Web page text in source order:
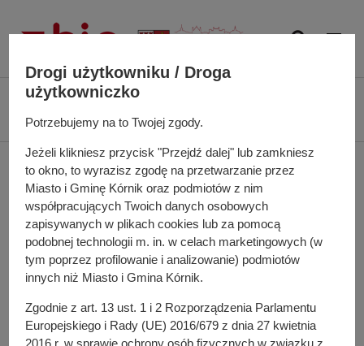
Biuletyn Informacji Publicznej UMiG Kórnik
dnia 12 grudnia 2024 r.
Zarządzenie nr 168/2024
z dnia 12 grudnia 2024 r.
w sprawie: naboru przedstawicieli organizacji
pozarządowych do prac w Komisji Konkursowej
opiniującej oferty złożone w otwartym konkursie ofert na
wsparcie realizacji zadań publicznych Miasta i Gminy
Kórnik w roku 2025 w zakresie pomocy społecznej;
Drogi użytkowniku / Droga
użytkowniczko
Potrzebujemy na to Twojej zgody.
Jeżeli klikniesz przycisk "Przejdź dalej" lub zamkniesz
to okno, to wyrazisz zgodę na przetwarzanie przez
Miasto i Gminę Kórnik oraz podmiotów z nim
współpracujących Twoich danych osobowych
zapisywanych w plikach cookies lub za pomocą
podobnej technologii m. in. w celach marketingowych (w
tym poprzez profilowanie i analizowanie) podmiotów
innych niż Miasto i Gmina Kórnik.
Zgodnie z art. 13 ust. 1 i 2 Rozporządzenia Parlamentu
Europejskiego i Rady (UE) 2016/679 z dnia 27 kwietnia